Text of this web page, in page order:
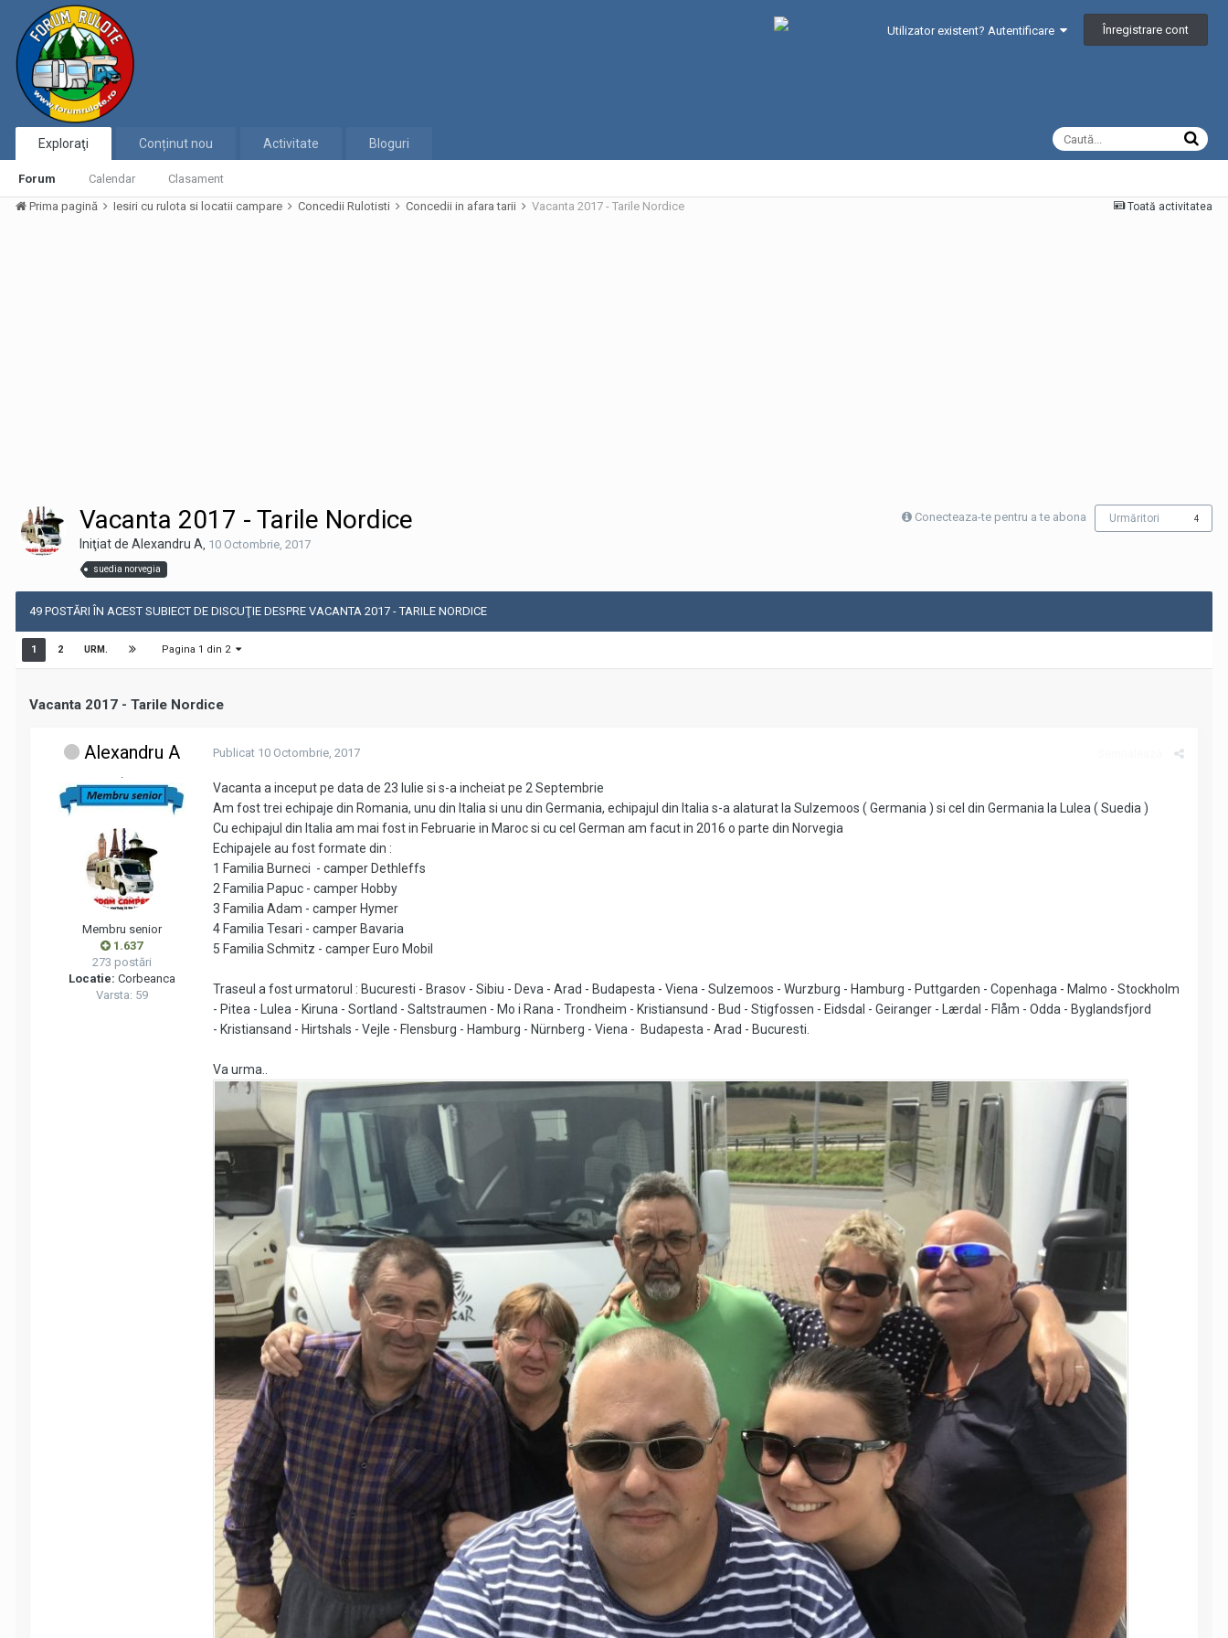
Utilizator existent? Autentificare Înregistrare cont
Exploraţi
Forum Calendar Clasament
Conținut nou Activitate Bloguri
Toată activitatea
Prima pagină Iesiri cu rulota si locatii campare Concedii Rulotisti Concedii in afara tarii Vacanta 2017 - Tarile Nordice
Conecteaza-te pentru a te abona Urmăritori 4
Vacanta 2017 - Tarile Nordice
Iniţiat de Alexandru A, 10 Octombrie, 2017
suedia norvegia
49 POSTĂRI ÎN ACEST SUBIECT DE DISCUŢIE DESPRE VACANTA 2017 - TARILE NORDICE
1 2 URM. Pagina 1 din 2
Vacanta 2017 - Tarile Nordice
Alexandru A
.
Membru senior
1.637
273 postări
Locatie: Corbeanca
Varsta: 59
Publicat 10 Octombrie, 2017
Vacanta a inceput pe data de 23 Iulie si s-a incheiat pe 2 Septembrie
Am fost trei echipaje din Romania, unu din Italia si unu din Germania, echipajul din Italia s-a alaturat la Sulzemoos ( Germania ) si cel din Germania la Lulea ( Suedia )
Cu echipajul din Italia am mai fost in Februarie in Maroc si cu cel German am facut in 2016 o parte din Norvegia
Echipajele au fost formate din :
1 Familia Burneci - camper Dethleffs
2 Familia Papuc - camper Hobby
3 Familia Adam - camper Hymer
4 Familia Tesari - camper Bavaria
5 Familia Schmitz - camper Euro Mobil
Traseul a fost urmatorul : Bucuresti - Brasov - Sibiu - Deva - Arad - Budapesta - Viena - Sulzemoos - Wurzburg - Hamburg - Puttgarden - Copenhaga - Malmo - Stockholm
- Pitea - Lulea - Kiruna - Sortland - Saltstraumen - Mo i Rana - Trondheim - Kristiansund - Bud - Stigfossen - Eidsdal - Geiranger - Lærdal - Flåm - Odda - Byglandsfjord
- Kristiansand - Hirtshals - Vejle - Flensburg - Hamburg - Nürnberg - Viena - Budapesta - Arad - Bucuresti.
Va urma..